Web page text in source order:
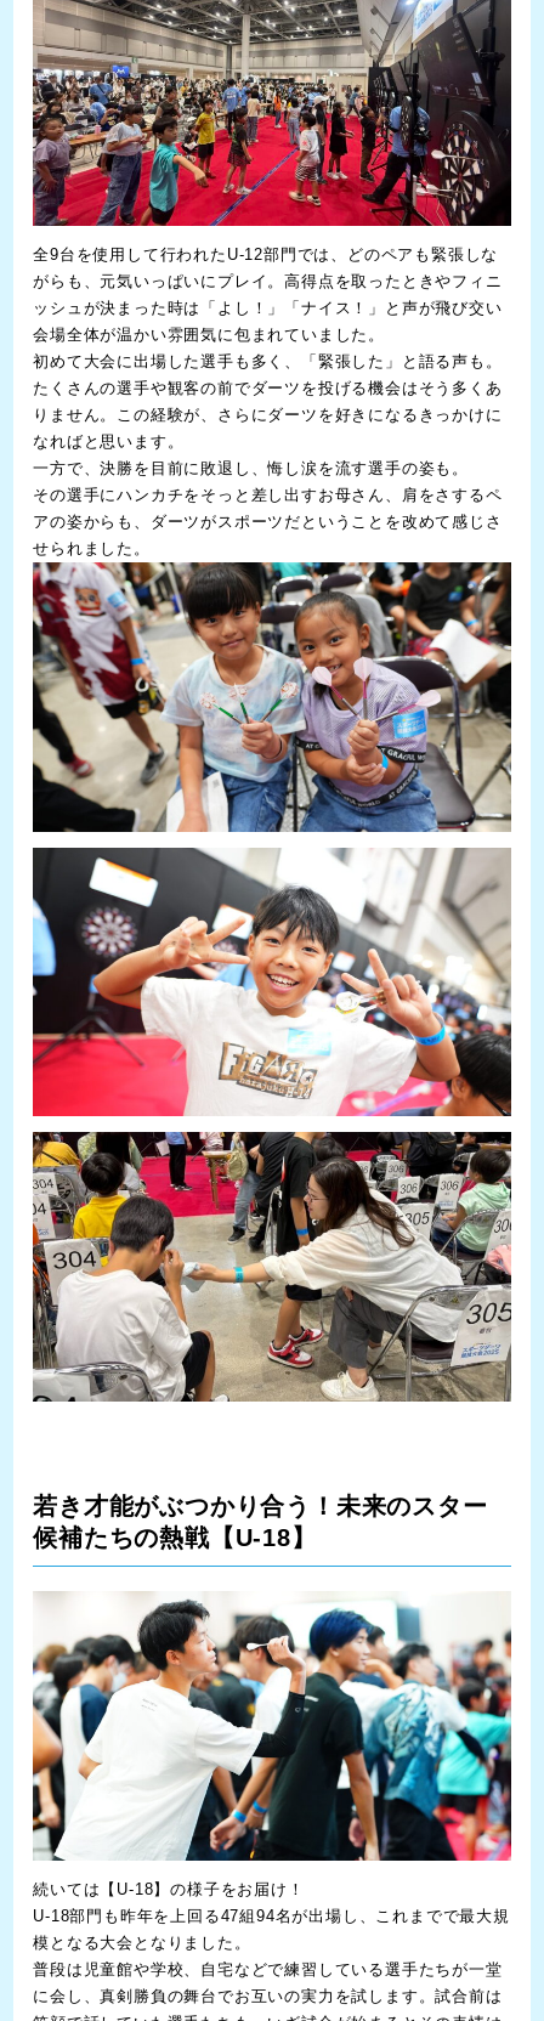
全9台を使用して行われたU-12部門では、どのペアも緊張しな
がらも、元気いっぱいにプレイ。高得点を取ったときやフィニ
ッシュが決まった時は「よし！」「ナイス！」と声が飛び交い
会場全体が温かい雰囲気に包まれていました。
初めて大会に出場した選手も多く、「緊張した」と語る声も。
たくさんの選手や観客の前でダーツを投げる機会はそう多くあ
りません。この経験が、さらにダーツを好きになるきっかけに
なればと思います。
一方で、決勝を目前に敗退し、悔し涙を流す選手の姿も。
その選手にハンカチをそっと差し出すお母さん、肩をさするペ
アの姿からも、ダーツがスポーツだということを改めて感じさ
せられました。
若き才能がぶつかり合う！未来のスター
候補たちの熱戦【U-18】
続いては【U-18】の様子をお届け！
U-18部門も昨年を上回る47組94名が出場し、これまでで最大規
模となる大会となりました。
普段は児童館や学校、自宅などで練習している選手たちが一堂
に会し、真剣勝負の舞台でお互いの実力を試します。試合前は